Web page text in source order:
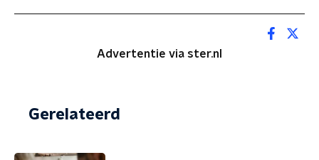
Advertentie via ster.nl
Gerelateerd